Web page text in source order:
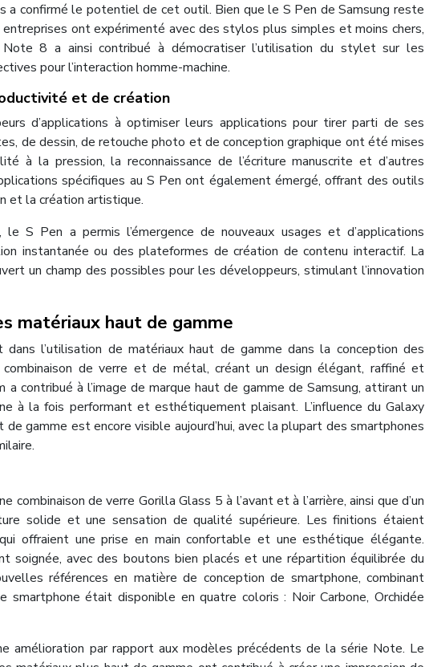
a confirmé le potentiel de cet outil. Bien que le S Pen de Samsung reste
ont expérimenté avec des stylos plus simples et moins chers,
8 a ainsi contribué à démocratiser l’utilisation du stylet sur les
pour l’interaction homme-machine.
et de création
d’applications à optimiser leurs applications pour tirer parti de ses
de dessin, de retouche photo et de conception graphique ont été mises
à la pression, la reconnaissance de l’écriture manuscrite et d’autres
spécifiques au S Pen ont également émergé, offrant des outils
et la création artistique.
S Pen a permis l’émergence de nouveaux usages et d’applications
instantanée ou des plateformes de création de contenu interactif. La
un champ des possibles pour les développeurs, stimulant l’innovation
matériaux haut de gamme
l’utilisation de matériaux haut de gamme dans la conception des
de verre et de métal, créant un design élégant, raffiné et
a contribué à l’image de marque haut de gamme de Samsung, attirant un
à la fois performant et esthétiquement plaisant. L’influence du Galaxy
gamme est encore visible aujourd’hui, avec la plupart des smartphones
de verre Gorilla Glass 5 à l’avant et à l’arrière, ainsi que d’un
solide et une sensation de qualité supérieure. Les finitions étaient
offraient une prise en main confortable et une esthétique élégante.
soignée, avec des boutons bien placés et une répartition équilibrée du
références en matière de conception de smartphone, combinant
était disponible en quatre coloris : Noir Carbone, Orchidée
amélioration par rapport aux modèles précédents de la série Note. Le